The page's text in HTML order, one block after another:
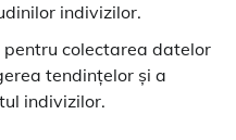
indivizilor.
colectarea datelor
tendințelor și a
indivizilor.